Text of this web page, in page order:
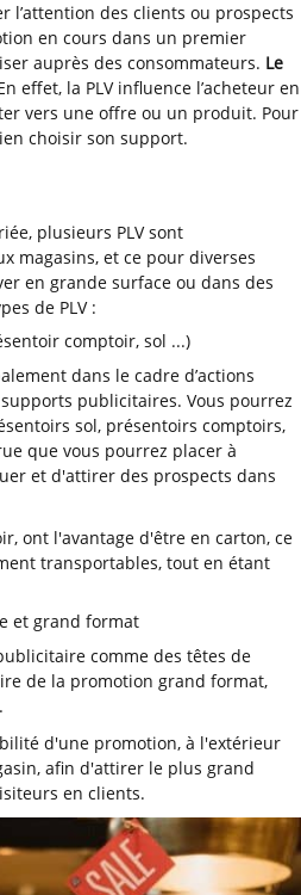
l’attention des clients ou prospects
en cours dans un premier
auprès des consommateurs. Le
effet, la PLV influence l’acheteur en
vers une offre ou un produit. Pour
choisir son support.
plusieurs PLV sont
magasins, et ce pour diverses
en grande surface ou dans des
de PLV :
comptoir, sol ...)
dans le cadre d’actions
publicitaires. Vous pourrez
sol, présentoirs comptoirs,
que vous pourrez placer à
et d'attirer des prospects dans
ont l'avantage d'être en carton, ce
transportables, tout en étant
et grand format
comme des têtes de
de la promotion grand format,
d'une promotion, à l'extérieur
afin d'attirer le plus grand
en clients.